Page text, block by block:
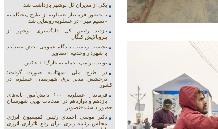
یکی از مدیران کل بوشهر بازداشت شد
با حضور فرماندار عسلویه از طرح پیشگامانه
«نسیم مهر» در عسلویه رونمایی شد
بازدید رئیس کل دادگستری بوشهر از
پتروپالایش کنگان
نشست ریاست دادگاه عمومی بخش سعدآباد
با شهردار وحدتیه +تصاویر
توییت ترامپ: حمله به خارگ! + عکس
در طرح ملی «مهتاب» صورت گرفت؛
درخشش مدیر برق شهرستان عسلویه در
کشور
فرماندار عسلویه: ۶۰۰ دانش‌آموز پایه‌های
یازدهم و دوازدهم در امتحانات نهایی شهرستان
حضور داشتند+تصاویر
دکتر موسی احمدی رئیس کمیسیون انرژی
مجلس:برنامه ریزی برای رفع ناترازی انرژی